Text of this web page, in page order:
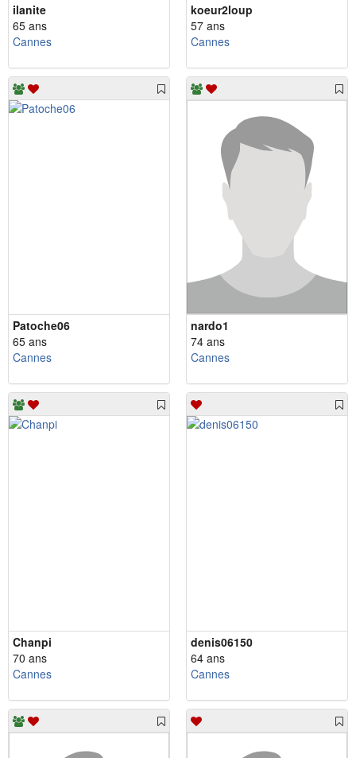
ilanite
65 ans
Cannes
koeur2loup
57 ans
Cannes
Patoche06
65 ans
Cannes
nardo1
74 ans
Cannes
Chanpi
70 ans
Cannes
denis06150
64 ans
Cannes